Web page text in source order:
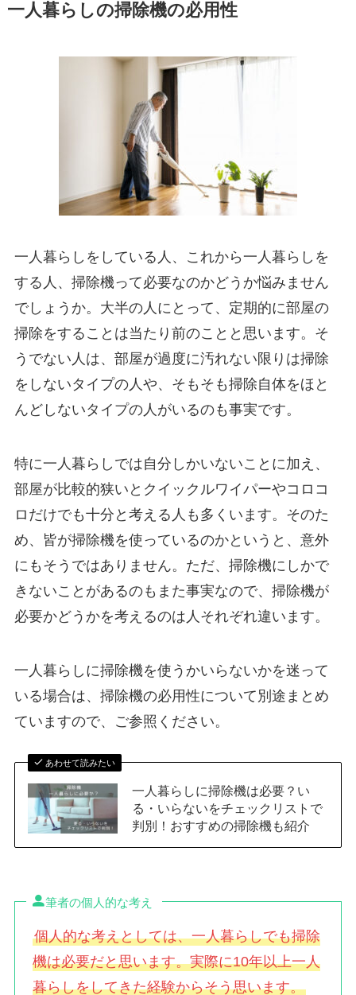
一人暮らしの掃除機の必用性
一人暮らしをしている人、これから一人暮らしを
する人、掃除機って必要なのかどうか悩みません
でしょうか。大半の人にとって、定期的に部屋の
掃除をすることは当たり前のことと思います。そ
うでない人は、部屋が過度に汚れない限りは掃除
をしないタイプの人や、そもそも掃除自体をほと
んどしないタイプの人がいるのも事実です。
特に一人暮らしでは自分しかいないことに加え、
部屋が比較的狭いとクイックルワイパーやコロコ
ロだけでも十分と考える人も多くいます。そのた
め、皆が掃除機を使っているのかというと、意外
にもそうではありません。ただ、掃除機にしかで
きないことがあるのもまた事実なので、掃除機が
必要かどうかを考えるのは人それぞれ違います。
一人暮らしに掃除機を使うかいらないかを迷って
いる場合は、掃除機の必用性について別途まとめ
ていますので、ご参照ください。
あわせて読みたい
一人暮らしに掃除機は必要？い
る・いらないをチェックリストで
判別！おすすめの掃除機も紹介
筆者の個人的な考え
個人的な考えとしては、一人暮らしでも掃除
機は必要だと思います。実際に10年以上一人
暮らしをしてきた経験からそう思います。